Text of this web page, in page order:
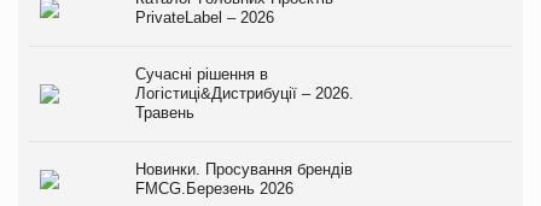
PrivateLabel – 2026
Сучасні рішення в
Логістиці&Дистрибуції – 2026.
Травень
Новинки. Просування брендів
FMCG.Березень 2026